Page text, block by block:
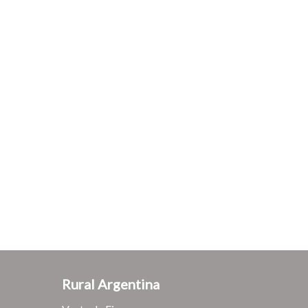
Rural Argentina